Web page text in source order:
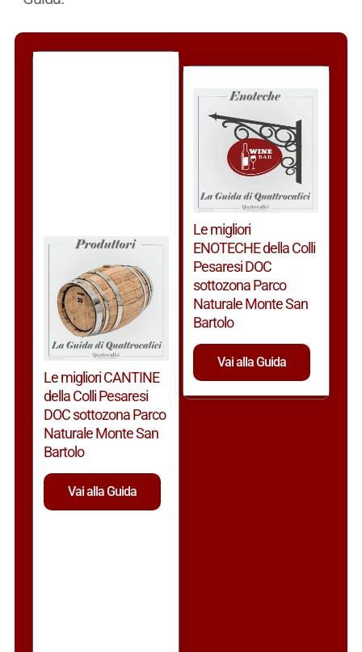
Le migliori CANTINE
della Colli Pesaresi
DOC sottozona Parco
Naturale Monte San
Bartolo
Vai alla Guida
Le migliori
ENOTECHE della Colli
Pesaresi DOC
sottozona Parco
Naturale Monte San
Bartolo
Vai alla Guida